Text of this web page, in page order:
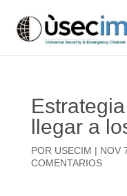
llegar a
POR USECIM | NOV
COMENTARIOS